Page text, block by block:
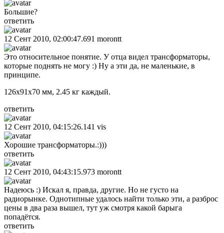
Большие?
ответить
12 Сент 2010, 02:00:47.691 morontt
Это относительное понятие. У отца видел трансформаторы,
которые поднять не могу :) Ну а эти да, не маленькие, в
принципе.
126х91х70 мм, 2.45 кг каждый.
ответить
12 Сент 2010, 04:15:26.141 vis
Хорошие трансформаторы.:)))
ответить
12 Сент 2010, 04:43:15.973 morontt
Надеюсь :) Искал я, правда, другие. Но не густо на
радиорынке. Однотипные удалось найти только эти, а разброс
цены в два раза вышел, тут уж смотря какой барыга
попадётся.
ответить